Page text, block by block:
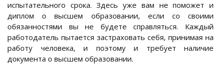
испытательного срока. Здесь уже вам не поможет и
диплом о высшем образовании, если со своими
обязанностями вы не будете справляться. Каждый
работодатель пытается застраховать себя, принимая на
работу человека, и поэтому и требует наличие
документа о высшем образовании.